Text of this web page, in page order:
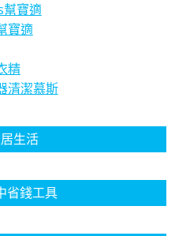
寶適
寶適
精
清潔慕斯
生活
省錢工具